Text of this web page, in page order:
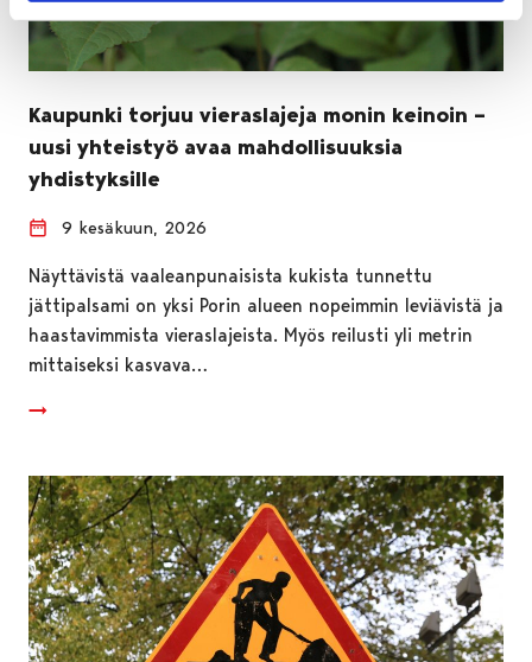
Kaupunki torjuu vieraslajeja monin keinoin –
uusi yhteistyö avaa mahdollisuuksia
yhdistyksille
9 kesäkuun, 2026
Näyttävistä vaaleanpunaisista kukista tunnettu
jättipalsami on yksi Porin alueen nopeimmin leviävistä ja
haastavimmista vieraslajeista. Myös reilusti yli metrin
mittaiseksi kasvava…